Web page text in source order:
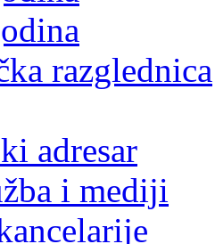
razglednica
adresar
i mediji